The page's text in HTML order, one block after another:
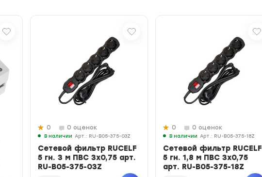
0 0 оценок
В наличии Арт.: RU-B05-375-03Z
Сетевой фильтр RUCELF
5 гн. 3 м ПВС 3х0,75 арт.
RU-B05-375-03Z
0 0 оценок
В наличии Арт.: RU-B05-375-18Z
Сетевой фильтр RUCELF
5 гн. 1,8 м ПВС 3х0,75
арт. RU-B05-375-18Z